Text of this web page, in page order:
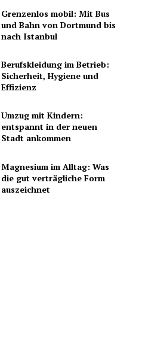
Grenzenlos mobil: Mit Bus
und Bahn von Dortmund bis
nach Istanbul
Berufskleidung im Betrieb:
Sicherheit, Hygiene und
Effizienz
Umzug mit Kindern:
entspannt in der neuen
Stadt ankommen
Magnesium im Alltag: Was
die gut verträgliche Form
auszeichnet